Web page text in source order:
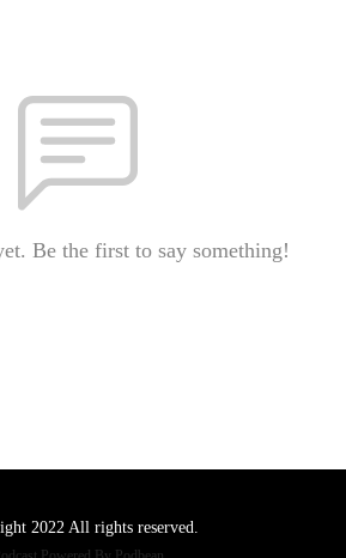
Be the first to say something!
2022 All rights reserved.